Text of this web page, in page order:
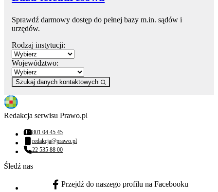
Sprawdź darmowy dostęp do pełnej bazy m.in. sądów i
urzędów.
Rodzaj instytucji:
Województwo:
Szukaj danych kontaktowych
Redakcja serwisu Prawo.pl
Numer telefonu:
801 04 45 45
Adres email:
redakcja@prawo.pl
Numer telefonu:
22 535 88 00
Śledź nas
facebook - otwiera się w nowej karcie
Przejdź do naszego profilu na Facebooku